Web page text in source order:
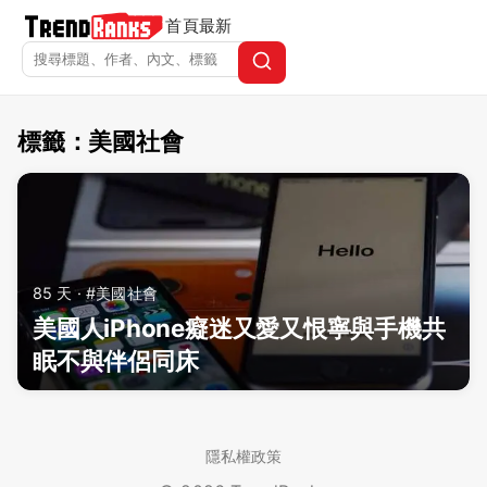
首頁最新
TrendRanks - 標籤 美國社會
標籤：美國社會
85 天 · #美國社會
美國人iPhone癡迷又愛又恨寧與手機共
眠不與伴侶同床
隱私權政策